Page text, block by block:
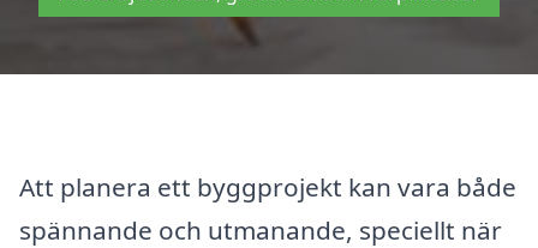
Att planera ett byggprojekt kan vara både
spännande och utmanande, speciellt när